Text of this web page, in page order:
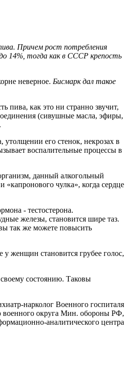
Причем рост потребления
14%, тогда как в СССР крепость
неверное. Бисмарк дал такое
пива, как это ни странно звучит,
(сивушные масла, эфиры,
его стенок, некрозах в
воспалительные процессы в
данный алкогольный
чулка», когда сердце
- тестостерона.
железы, становится шире таз.
так же можете повысить
женщин становится грубее голос,
состоянию. Таковы
нарколог Военного госпиталя
военного округа Мин. обороны РФ,
аналитического центра